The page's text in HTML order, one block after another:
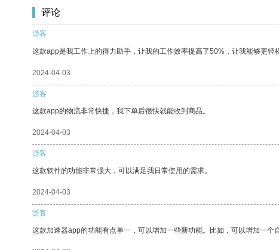
评论
游客
这款app是我工作上的得力助手，让我的工作效率提高了50%，让我能够更轻
2024-04-03
游客
这款app的物流非常快捷，我下单后很快就能收到商品。
2024-04-03
游客
这款软件的功能非常强大，可以满足我日常使用的需求。
2024-04-03
游客
这款加速器app的功能有点单一，可以增加一些新功能。比如，可以增加一